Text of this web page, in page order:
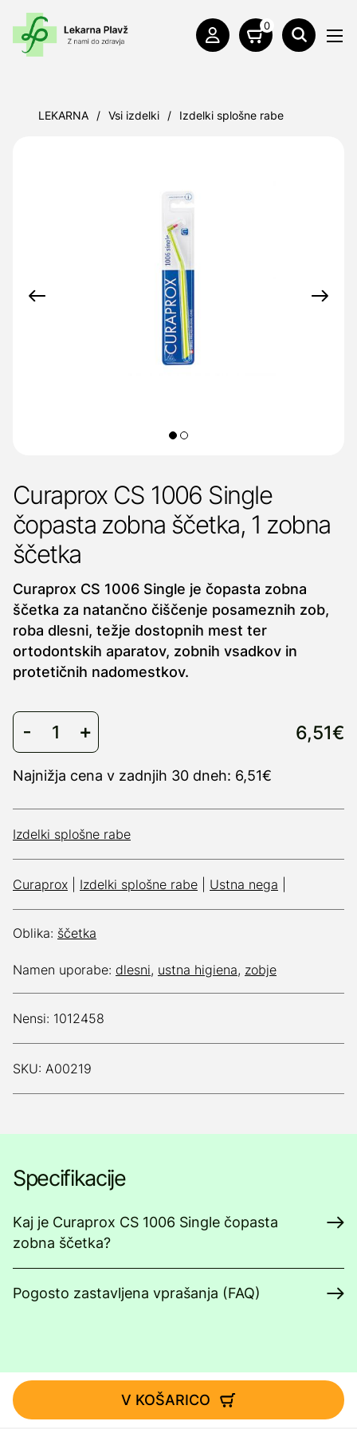
0
LEKARNA / Vsi izdelki / Izdelki splošne rabe
Curaprox CS 1006 Single
čopasta zobna ščetka, 1 zobna
ščetka
Curaprox CS 1006 Single je čopasta zobna
ščetka za natančno čiščenje posameznih zob,
roba dlesni, težje dostopnih mest ter
ortodontskih aparatov, zobnih vsadkov in
protetičnih nadomestkov.
6,51€
Najnižja cena v zadnjih 30 dneh: 6,51€
Izdelki splošne rabe
Curaprox Izdelki splošne rabe Ustna nega
Oblika: ščetka
Namen uporabe: dlesni, ustna higiena, zobje
Nensi: 1012458
SKU: A00219
Specifikacije
Kaj je Curaprox CS 1006 Single čopasta
zobna ščetka?
Pogosto zastavljena vprašanja (FAQ)
V KOŠARICO